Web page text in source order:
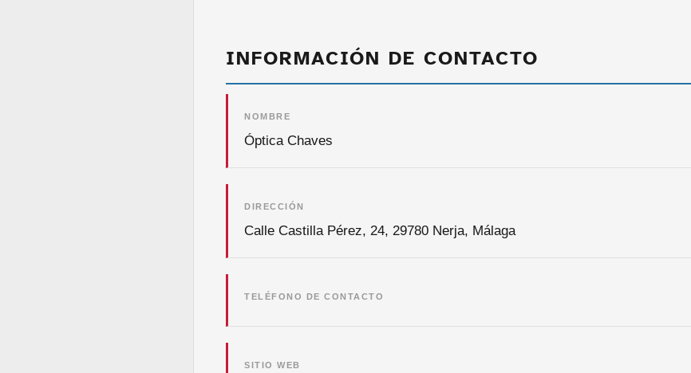
INFORMACIÓN DE CONTACTO
NOMBRE
Óptica Chaves
DIRECCIÓN
Calle Castilla Pérez, 24, 29780 Nerja, Málaga
TELÉFONO DE CONTACTO
SITIO WEB